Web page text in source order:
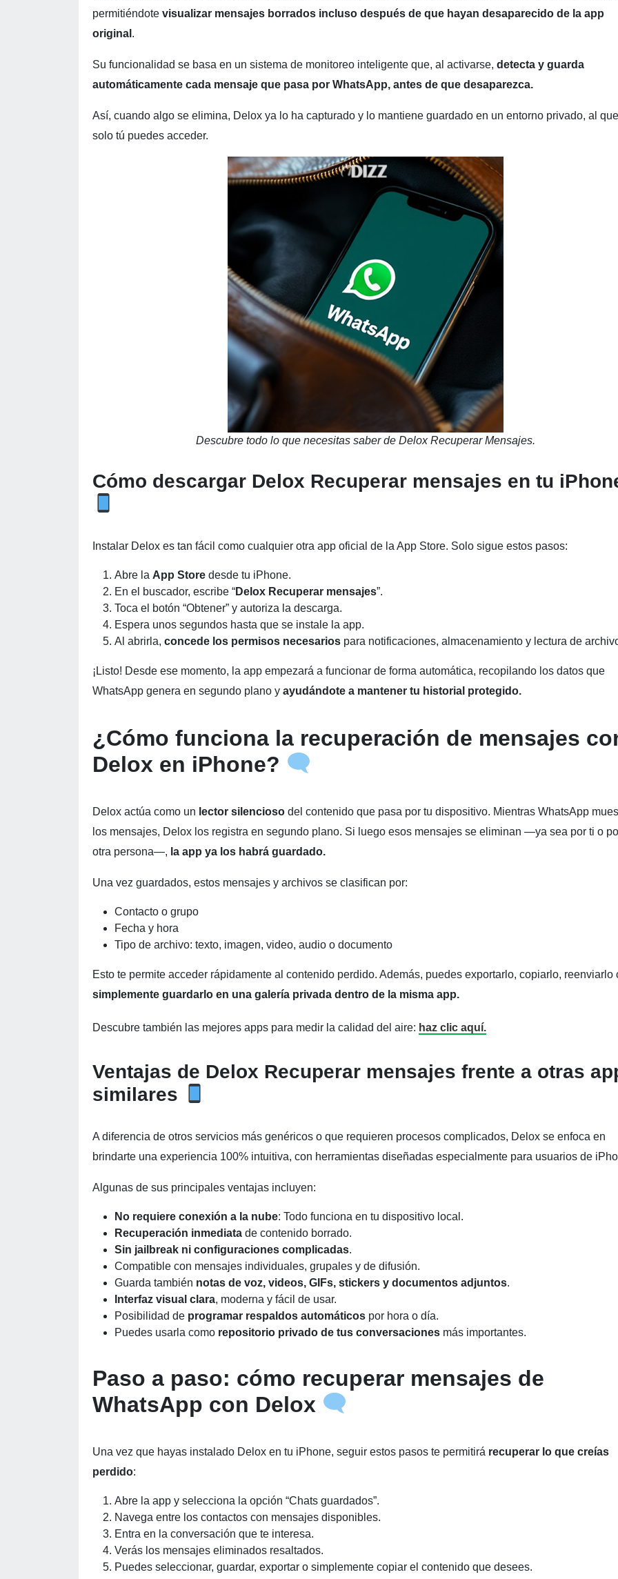
permitiéndote visualizar mensajes borrados incluso después de que hayan desaparecido de la app
original .
Su funcionalidad se basa en un sistema de monitoreo inteligente que, al activarse, detecta y guarda
automáticamente cada mensaje que pasa por WhatsApp, antes de que desaparezca.
Así, cuando algo se elimina, Delox ya lo ha capturado y lo mantiene guardado en un entorno privado, al que
solo tú puedes acceder.
Descubre todo lo que necesitas saber de Delox Recuperar Mensajes.
Cómo descargar Delox Recuperar mensajes en tu
Instalar Delox es tan fácil como cualquier otra app oficial de la App Store. Solo sigue estos pasos:
Abre la App Store desde tu iPhone.
En el buscador, escribe “Delox Recuperar mensajes”.
Toca el botón “Obtener” y autoriza la descarga.
Espera unos segundos hasta que se instale la app.
Al abrirla, concede los permisos necesarios para notificaciones, almacenamiento y lectura de
¡Listo! Desde ese momento, la app empezará a funcionar de forma automática, recopilando los datos que
WhatsApp genera en segundo plano y ayudándote a mantener tu historial protegido.
¿Cómo funciona la recuperación de mensajes
Delox en iPhone?
Delox actúa como un lector silencioso del contenido que pasa por tu dispositivo. Mientras WhatsApp
los mensajes, Delox los registra en segundo plano. Si luego esos mensajes se eliminan —ya sea por ti o
otra persona—, la app ya los habrá guardado.
Una vez guardados, estos mensajes y archivos se clasifican por:
Contacto o grupo
Fecha y hora
Tipo de archivo: texto, imagen, video, audio o documento
Esto te permite acceder rápidamente al contenido perdido. Además, puedes exportarlo, copiarlo, reenviarlo
simplemente guardarlo en una galería privada dentro de la misma app.
Descubre también las mejores apps para medir la calidad del aire: haz clic aquí.
Ventajas de Delox Recuperar mensajes frente a otras
similares
A diferencia de otros servicios más genéricos o que requieren procesos complicados, Delox se enfoca en
brindarte una experiencia 100% intuitiva, con herramientas diseñadas especialmente para usuarios de
Algunas de sus principales ventajas incluyen:
No requiere conexión a la nube: Todo funciona en tu dispositivo local.
Recuperación inmediata de contenido borrado.
Sin jailbreak ni configuraciones complicadas.
Compatible con mensajes individuales, grupales y de difusión.
Guarda también notas de voz, videos, GIFs, stickers y documentos adjuntos.
Interfaz visual clara, moderna y fácil de usar.
Posibilidad de programar respaldos automáticos por hora o día.
Puedes usarla como repositorio privado de tus conversaciones más importantes.
Paso a paso: cómo recuperar mensajes de
WhatsApp con Delox
Una vez que hayas instalado Delox en tu iPhone, seguir estos pasos te permitirá recuperar lo que creías
perdido:
Abre la app y selecciona la opción “Chats guardados”.
Navega entre los contactos con mensajes disponibles.
Entra en la conversación que te interesa.
Verás los mensajes eliminados resaltados.
Puedes seleccionar, guardar, exportar o simplemente copiar el contenido que desees.